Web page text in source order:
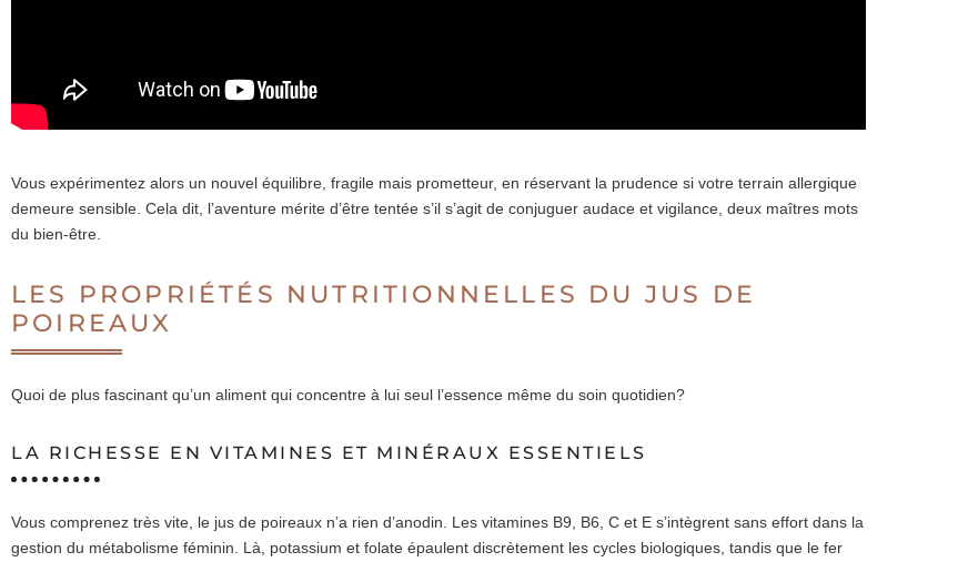
Vous expérimentez alors un nouvel équilibre, fragile mais prometteur, en réservant la prudence si votre terrain allergique
demeure sensible. Cela dit, l’aventure mérite d’être tentée s’il s’agit de conjuguer audace et vigilance, deux maîtres mots
du bien-être.
LES PROPRIÉTÉS NUTRITIONNELLES DU JUS DE
POIREAUX
Quoi de plus fascinant qu’un aliment qui concentre à lui seul l’essence même du soin quotidien?
LA RICHESSE EN VITAMINES ET MINÉRAUX ESSENTIELS
Vous comprenez très vite, le jus de poireaux n’a rien d’anodin. Les vitamines B9, B6, C et E s’intègrent sans effort dans la
gestion du métabolisme féminin. Là, potassium et folate épaulent discrètement les cycles biologiques, tandis que le fer